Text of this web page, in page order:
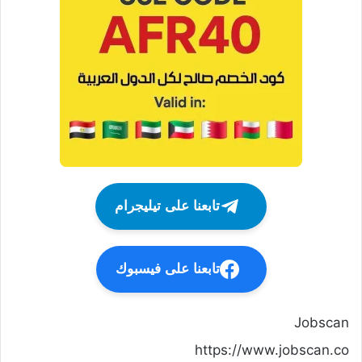
تابعنا على تيليجرام
تابعنا على فيسبوك
Jobscan
https://www.jobscan.co